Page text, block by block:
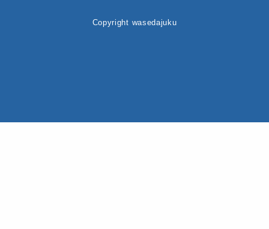
Copyright wasedajuku